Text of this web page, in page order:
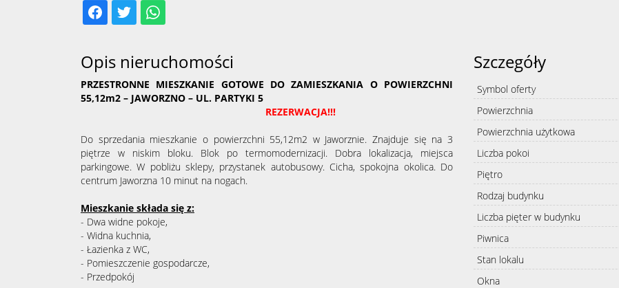
Opis nieruchomości
PRZESTRONNE MIESZKANIE GOTOWE DO ZAMIESZKANIA O POWIERZCHNI
55,12m2 – JAWORZNO – UL. PARTYKI 5
REZERWACJA!!!
Do sprzedania mieszkanie o powierzchni 55,12m2 w Jaworznie. Znajduje się na 3
piętrze w niskim bloku. Blok po termomodernizacji. Dobra lokalizacja, miejsca
parkingowe. W pobliżu sklepy, przystanek autobusowy. Cicha, spokojna okolica. Do
centrum Jaworzna 10 minut na nogach.
Mieszkanie składa się z:
- Dwa widne pokoje,
- Widna kuchnia,
- Łazienka z WC,
- Pomieszczenie gospodarcze,
- Przedpokój
Szczegóły
Symbol oferty
Powierzchnia
Powierzchnia użytkowa
Liczba pokoi
Piętro
Rodzaj budynku
Liczba pięter w budynku
Piwnica
Stan lokalu
Okna